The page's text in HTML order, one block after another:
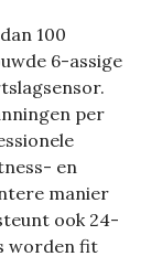
100
6-assige
per
en
manier
ook 24-
worden fit